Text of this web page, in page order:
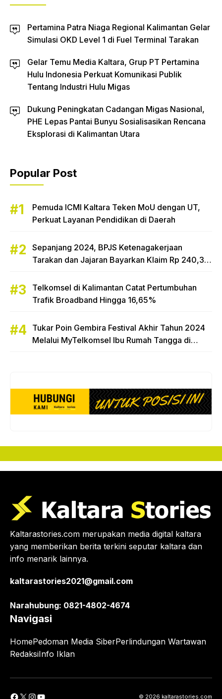
Pertamina Patra Niaga Regional Kalimantan Gelar
Simulasi OKD Level 1 di Fuel Terminal Tarakan
Gelar Temu Media Kaltara, Grup PT Pertamina
Hulu Indonesia Perkuat Komunikasi Publik
Tentang Industri Hulu Migas
Dukung Peningkatan Cadangan Migas Nasional,
PHE Lepas Pantai Bunyu Sosialisasikan Rencana
Eksplorasi di Kalimantan Utara
Popular Post
Pemuda ICMI Kaltara Teken MoU dengan UT,
Perkuat Layanan Pendidikan di Daerah
Sepanjang 2024, BPJS Ketenagakerjaan
Tarakan dan Jajaran Bayarkan Klaim Rp 240,3
Telkomsel di Kalimantan Catat Pertumbuhan
Trafik Broadband Hingga 16,65%
Tukar Poin Gembira Festival Akhir Tahun 2024
Melalui MyTelkomsel Ibu Rumah Tangga di
Kaltarastories.com merupakan media digital kaltara
yang memberikan berita terkini seputar kaltara dan
info menarik lainnya.
kaltarastories2021@gmail.com
Narahubung: 0821-4802-4674
Navigasi
HomePedoman Media SiberPerlindungan Wartawan
RedaksiInfo Iklan
Facebook
X Instagram
YouTube © 2026 kaltarastories.com